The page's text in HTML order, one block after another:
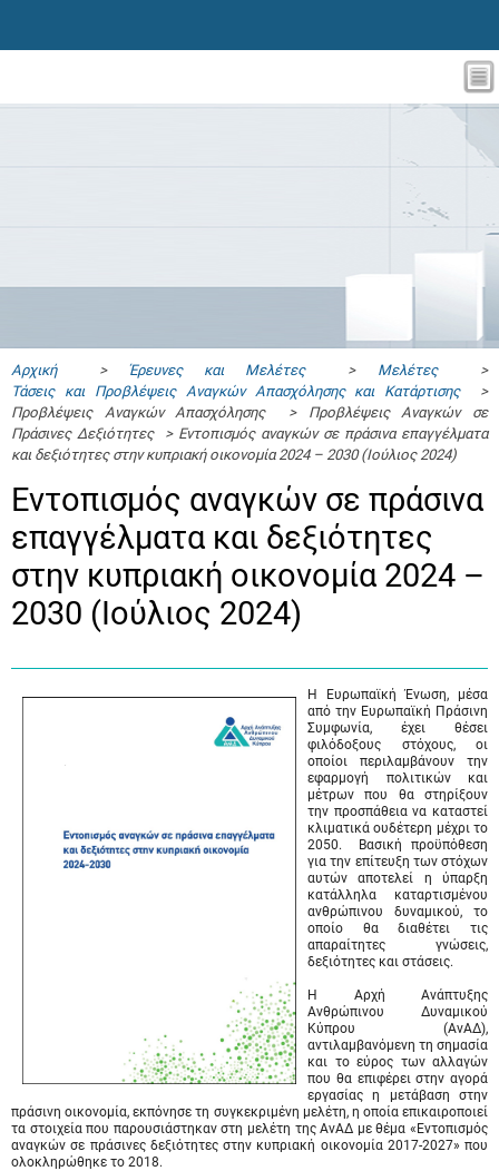
Αρχική> Έρευνες και Μελέτες> Μελέτες>
Τάσεις και Προβλέψεις Αναγκών Απασχόλησης και Κατάρτισης>
Προβλέψεις Αναγκών Απασχόλησης > Προβλέψεις Αναγκών σε
Πράσινες Δεξιότητες > Εντοπισμός αναγκών σε πράσινα επαγγέλματα
και δεξιότητες στην κυπριακή οικονομία 2024 – 2030 (Ιούλιος 2024)
Εντοπισμός αναγκών σε πράσινα
επαγγέλματα και δεξιότητες
στην κυπριακή οικονομία 2024 –
2030 (Ιούλιος 2024)
Η Ευρωπαϊκή Ένωση, μέσα
από την Ευρωπαϊκή Πράσινη
Συμφωνία, έχει θέσει
φιλόδοξους στόχους, οι
οποίοι περιλαμβάνουν την
εφαρμογή πολιτικών και
μέτρων που θα στηρίξουν
την προσπάθεια να καταστεί
κλιματικά ουδέτερη μέχρι το
2050. Βασική προϋπόθεση
για την επίτευξη των στόχων
αυτών αποτελεί η ύπαρξη
κατάλληλα καταρτισμένου
ανθρώπινου δυναμικού, το
οποίο θα διαθέτει τις
απαραίτητες γνώσεις,
δεξιότητες και στάσεις.
Η Αρχή Ανάπτυξης
Ανθρώπινου Δυναμικού
Κύπρου (ΑνΑΔ),
αντιλαμβανόμενη τη σημασία
και το εύρος των αλλαγών
που θα επιφέρει στην αγορά
εργασίας η μετάβαση στην
πράσινη οικονομία, εκπόνησε τη συγκεκριμένη μελέτη, η οποία επικαιροποιεί
τα στοιχεία που παρουσιάστηκαν στη μελέτη της ΑνΑΔ με θέμα «Εντοπισμός
αναγκών σε πράσινες δεξιότητες στην κυπριακή οικονομία 2017-2027» που
ολοκληρώθηκε το 2018.